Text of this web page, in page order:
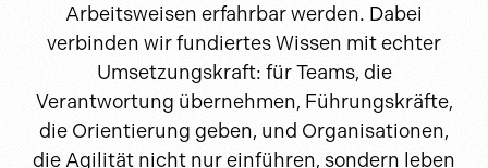
Arbeitsweisen erfahrbar werden. Dabei
verbinden wir fundiertes Wissen mit echter
Umsetzungskraft: für Teams, die
Verantwortung übernehmen, Führungskräfte,
die Orientierung geben, und Organisationen,
die Agilität nicht nur einführen, sondern leben